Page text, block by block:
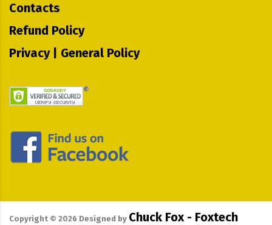
Contacts
Refund Policy
Privacy | General Policy
Copyright © 2026 Designed by Chuck Fox - Foxtech